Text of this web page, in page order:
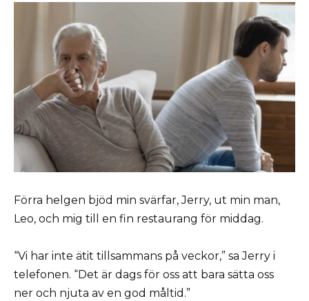
Förra helgen bjöd min svärfar, Jerry, ut min man,
Leo, och mig till en fin restaurang för middag.
“Vi har inte ätit tillsammans på veckor,” sa Jerry i
telefonen. “Det är dags för oss att bara sätta oss
ner och njuta av en god måltid.”